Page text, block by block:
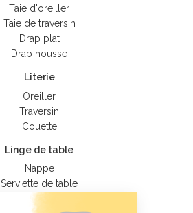
Taie d'oreiller
Taie de traversin
Drap plat
Drap housse
Literie
Oreiller
Traversin
Couette
Linge de table
Nappe
Serviette de table